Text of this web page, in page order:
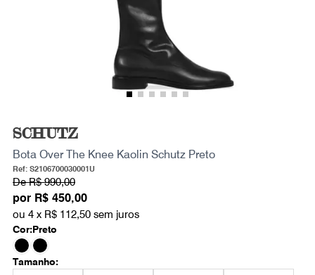
SCHUTZ
Bota Over The Knee Kaolin Schutz Preto
Ref: S2106700030001U
DeR$ 990,00
por R$ 450,00
ou 4 x R$ 112,50 sem juros
Cor:Preto
Tamanho: